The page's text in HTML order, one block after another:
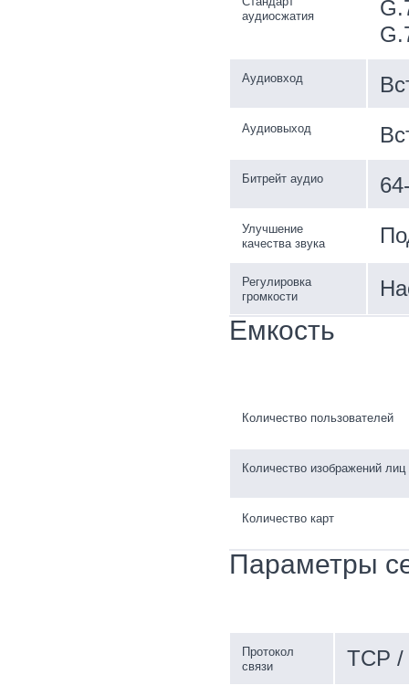
аудиосжатия
Аудиовход
Аудиовыход
Битрейт аудио
Улучшение
качества звука
Регулировка
громкости
Емкость
Количество пользователей
Количество изображений лиц
Количество карт
Параметры
Протокол
связи
TCP /